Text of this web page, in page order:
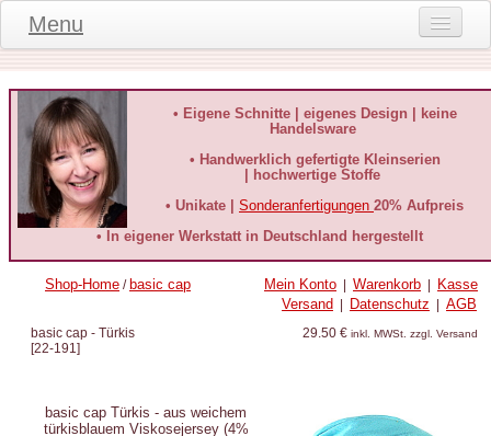
Menu
Produktinformationen
Kundeninformationen
häufige Fragen
Kontakt
Datenschutz
• Eigene Schnitte | eigenes Design | keine
Handelsware
• Handwerklich gefertigte Kleinserien
| hochwertige Stoffe
• Unikate | Sonderanfertigungen 20% Aufpreis
• In eigener Werkstatt in Deutschland hergestellt
Shop-Home / basic cap Mein Konto Warenkorb
Kasse
Versand
Datenschutz AGB
basic cap - Türkis
[22-191]
29.50 € inkl. MWSt. zzgl. Versand
basic cap Türkis - aus weichem
türkisblauem Viskosejersey (4%